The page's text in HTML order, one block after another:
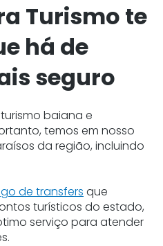
Turismo te
há de
seguro
baiana e
temos em nosso
da região, incluindo
de transfers que
turísticos do estado,
serviço para atender